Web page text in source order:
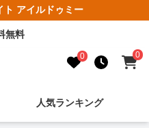
ト アイルドゥミー
無料
0 0
人気ランキング